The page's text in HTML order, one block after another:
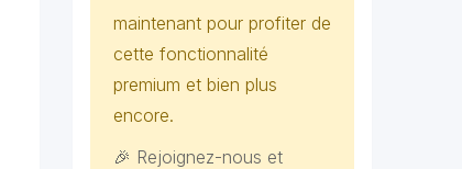
maintenant pour profiter de
cette fonctionnalité
premium et bien plus
encore.
🎉 Rejoignez-nous et